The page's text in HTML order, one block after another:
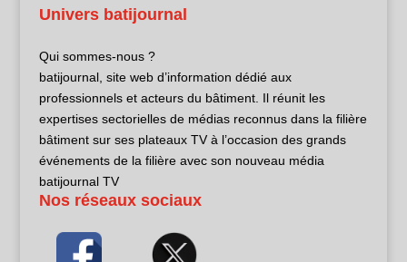
Univers batijournal
Qui sommes-nous ?
batijournal, site web d’information dédié aux
professionnels et acteurs du bâtiment. Il réunit les
expertises sectorielles de médias reconnus dans la filière
bâtiment sur ses plateaux TV à l’occasion des grands
événements de la filière avec son nouveau média
batijournal TV
Nos réseaux sociaux